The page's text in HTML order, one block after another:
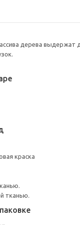
дерева
краска
тканью.